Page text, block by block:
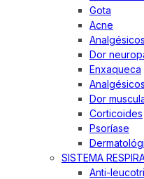
Gota
Acne
Analgésicos
Dor
Enxaqueca
Dor
Corticoides
Psoríase
SISTEMA
Anti-